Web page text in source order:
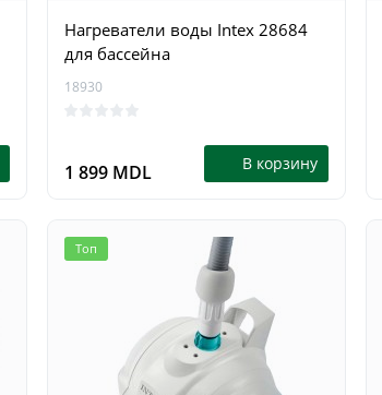
Нагреватели воды Intex 28684
для бассейна
18930
1 899 MDL В корзину
Топ